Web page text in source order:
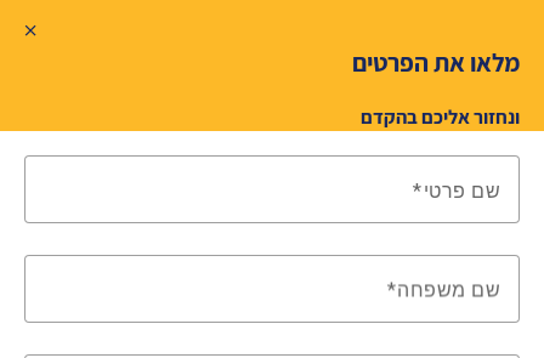
מלאו את הפרטים
ונחזור אליכם בהקדם
שם פרטי
שם משפחה